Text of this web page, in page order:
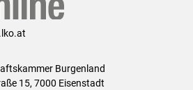
Burgenland
15, 7000 Eisenstadt